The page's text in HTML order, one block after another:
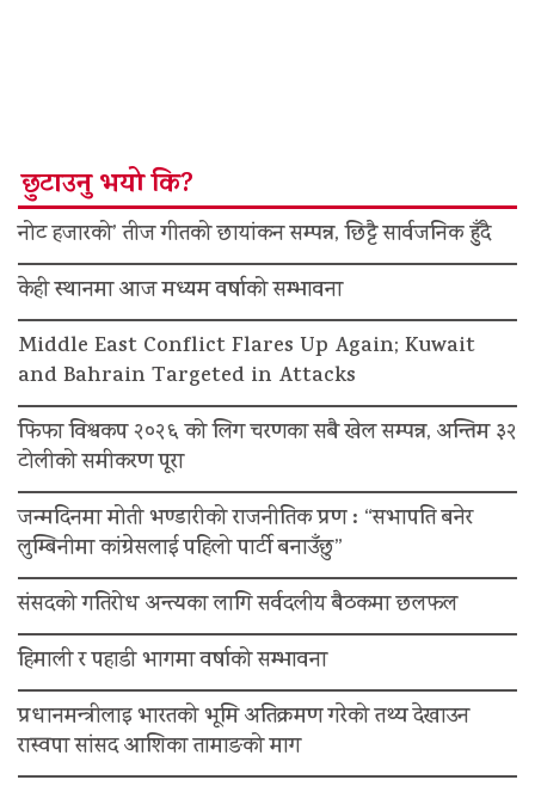
छुटाउनु भयो कि?
नोट हजारको’ तीज गीतको छायांकन सम्पन्न, छिट्टै सार्वजनिक हुँदै
केही स्थानमा आज मध्यम वर्षाको सम्भावना
Middle East Conflict Flares Up Again; Kuwait
and Bahrain Targeted in Attacks
फिफा विश्वकप २०२६ को लिग चरणका सबै खेल सम्पन्न, अन्तिम ३२
टोलीको समीकरण पूरा
जन्मदिनमा मोती भण्डारीको राजनीतिक प्रण : “सभापति बनेर
लुम्बिनीमा कांग्रेसलाई पहिलो पार्टी बनाउँछु”
संसदको गतिरोध अन्त्यका लागि सर्वदलीय बैठकमा छलफल
हिमाली र पहाडी भागमा वर्षाको सम्भावना
प्रधानमन्त्रीलाइ भारतको भूमि अतिक्रमण गरेको तथ्य देखाउन
रास्वपा सांसद आशिका तामाङको माग